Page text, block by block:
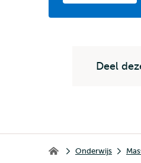
Deel
Erasmus School of
Onderwijs